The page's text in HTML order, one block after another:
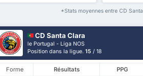
*Stats moyennes entre CD
CD Santa Clara
le Portugal - Liga NOS
Position dans la ligue.15 / 18
Forme Résultats
PPG